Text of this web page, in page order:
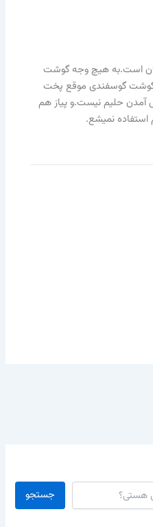
است.به هیچ وجه گوشت
گوسفندی موقع پخت
حلیم نیست.و پیاز هم
نمیشع.
جستجو